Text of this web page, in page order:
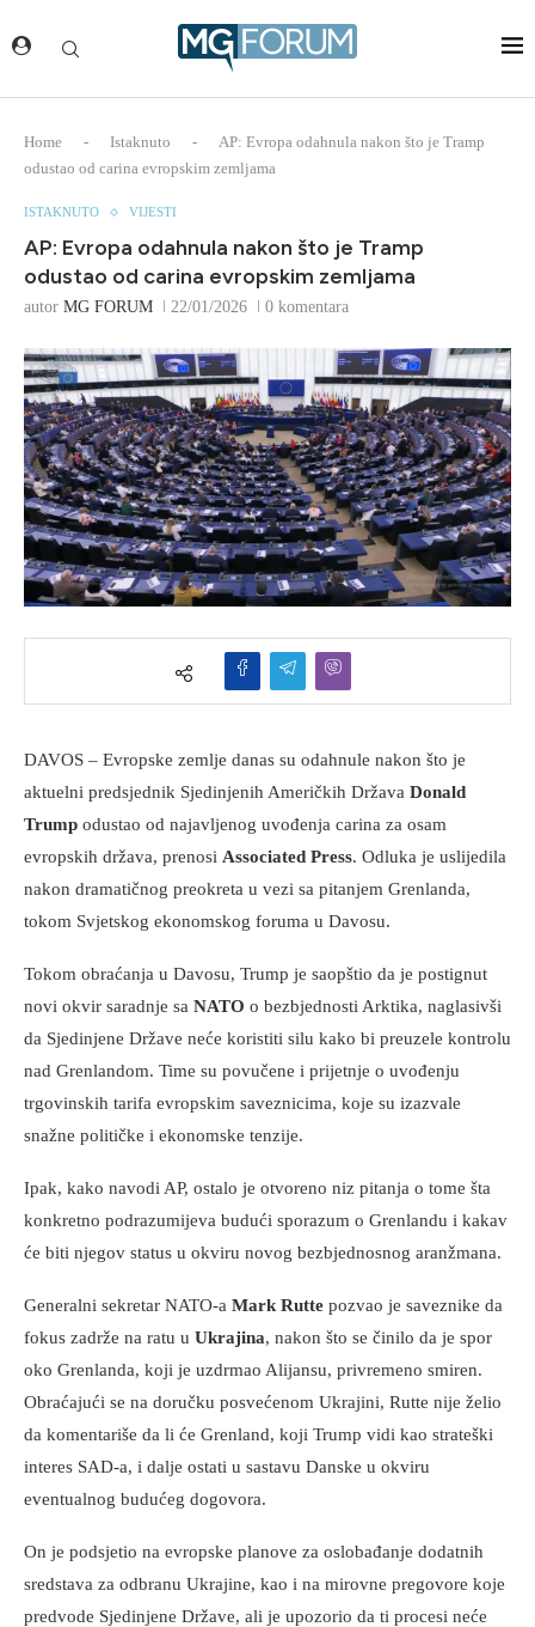
Home - Istaknuto -
AP: Evropa odahnula nakon što je Tramp
odustao od carina evropskim zemljama
ISTAKNUTO VIJESTI
AP: Evropa odahnula nakon što je Tramp
odustao od carina evropskim zemljama
autor MG FORUM 22/01/2026 0 komentara
DAVOS – Evropske zemlje danas su odahnule nakon što je
aktuelni predsjednik Sjedinjenih Američkih Država Donald
Trump odustao od najavljenog uvođenja carina za osam
evropskih država, prenosi Associated Press. Odluka je uslijedila
nakon dramatičnog preokreta u vezi sa pitanjem Grenlanda,
tokom Svjetskog ekonomskog foruma u Davosu.
Tokom obraćanja u Davosu, Trump je saopštio da je postignut
novi okvir saradnje sa NATO o bezbjednosti Arktika, naglasivši
da Sjedinjene Države neće koristiti silu kako bi preuzele kontrolu
nad Grenlandom. Time su povučene i prijetnje o uvođenju
trgovinskih tarifa evropskim saveznicima, koje su izazvale
snažne političke i ekonomske tenzije.
Ipak, kako navodi AP, ostalo je otvoreno niz pitanja o tome šta
konkretno podrazumijeva budući sporazum o Grenlandu i kakav
će biti njegov status u okviru novog bezbjednosnog aranžmana.
Generalni sekretar NATO-a Mark Rutte pozvao je saveznike da
fokus zadrže na ratu u Ukrajina, nakon što se činilo da je spor
oko Grenlanda, koji je uzdrmao Alijansu, privremeno smiren.
Obraćajući se na doručku posvećenom Ukrajini, Rutte nije želio
da komentariše da li će Grenland, koji Trump vidi kao strateški
interes SAD-a, i dalje ostati u sastavu Danske u okviru
eventualnog budućeg dogovora.
On je podsjetio na evropske planove za oslobađanje dodatnih
sredstava za odbranu Ukrajine, kao i na mirovne pregovore koje
predvode Sjedinjene Države, ali je upozorio da ti procesi neće